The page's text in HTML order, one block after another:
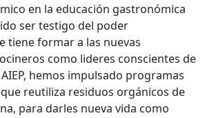
en la educación gastronómica
ser testigo del poder
tiene formar a las nuevas
como lideres conscientes de
hemos impulsado programas
reutiliza residuos orgánicos de
para darles nueva vida como